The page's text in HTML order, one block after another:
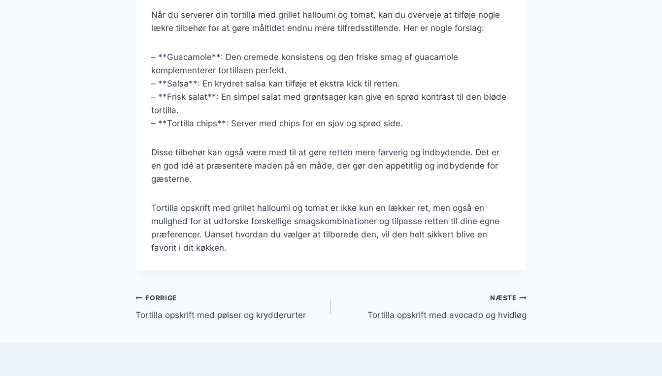
Når du serverer din tortilla med grillet halloumi og tomat, kan du overveje at tilføje nogle
lækre tilbehør for at gøre måltidet endnu mere tilfredsstillende. Her er nogle forslag:
– **Guacamole**: Den cremede konsistens og den friske smag af guacamole
komplementerer tortillaen perfekt.
– **Salsa**: En krydret salsa kan tilføje et ekstra kick til retten.
– **Frisk salat**: En simpel salat med grøntsager kan give en sprød kontrast til den bløde
tortilla.
– **Tortilla chips**: Server med chips for en sjov og sprød side.
Disse tilbehør kan også være med til at gøre retten mere farverig og indbydende. Det er
en god idé at præsentere maden på en måde, der gør den appetitlig og indbydende for
gæsterne.
Tortilla opskrift med grillet halloumi og tomat er ikke kun en lækker ret, men også en
mulighed for at udforske forskellige smagskombinationer og tilpasse retten til dine egne
præferencer. Uanset hvordan du vælger at tilberede den, vil den helt sikkert blive en
favorit i dit køkken.
Indlægsnavigation
FORRIGE
Tortilla opskrift med pølser og krydderurter
NÆSTE
Tortilla opskrift med avocado og hvidløg